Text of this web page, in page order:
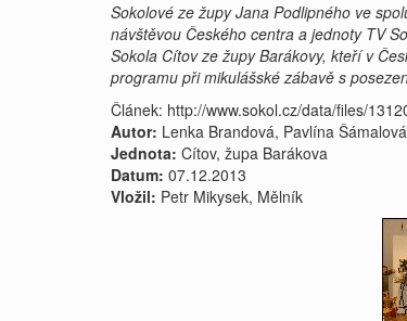
Sokolové ze župy Jana Podlipného ve
návštěvou Českého centra a jednoty TV
Sokola Cítov ze župy Barákovy, kteří v
programu při mikulášské zábavě s
Článek: http://www.sokol.cz/data/files/
Autor: Lenka Brandová, Pavlína Šámalová
Jednota: Cítov, župa Barákova
Datum: 07.12.2013
Vložil: Petr Mikysek, Mělník